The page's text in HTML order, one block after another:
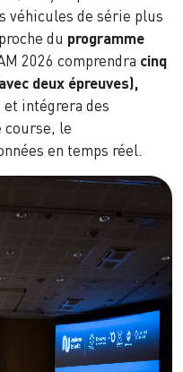
véhicules de série plus
du programme
2026 comprendra cinq
deux épreuves),
et intégrera des
course, le
en temps réel.